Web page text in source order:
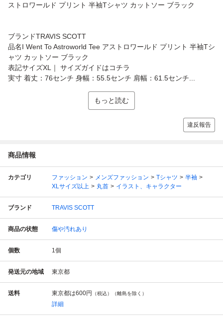
ストロワールド プリント 半袖Tシャツ カットソー ブラック
ブランドTRAVIS SCOTT
品名I Went To Astroworld Tee アストロワールド プリント 半袖Tシ
ャツ カットソー ブラック
表記サイズXL｜ サイズガイドはコチラ
実寸 着丈：76センチ 身幅：55.5センチ 肩幅：61.5センチ...
もっと読む
違反報告
商品情報
カテゴリ ファッション メンズファッション Tシャツ
半袖
XLサイズ以上
丸首 イラスト、キャラクター
ブランド TRAVIS SCOTT
商品の状態 傷や汚れあり
個数 1個
発送元の地域 東京都
送料 東京都は600円 （税込）（離島を除く）
詳細